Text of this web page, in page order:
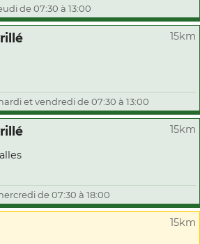
de 07:30 à 13:00
15km
et vendredi de 07:30 à 13:00
15km
de 07:30 à 18:00
15km